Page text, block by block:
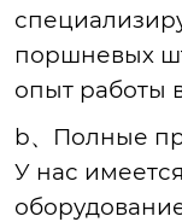
поршневых
опыт работы
b、Полные
У нас